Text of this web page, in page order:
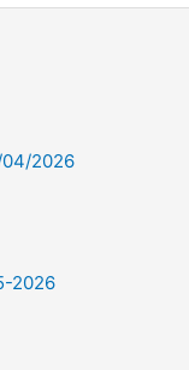
04/2026
2026